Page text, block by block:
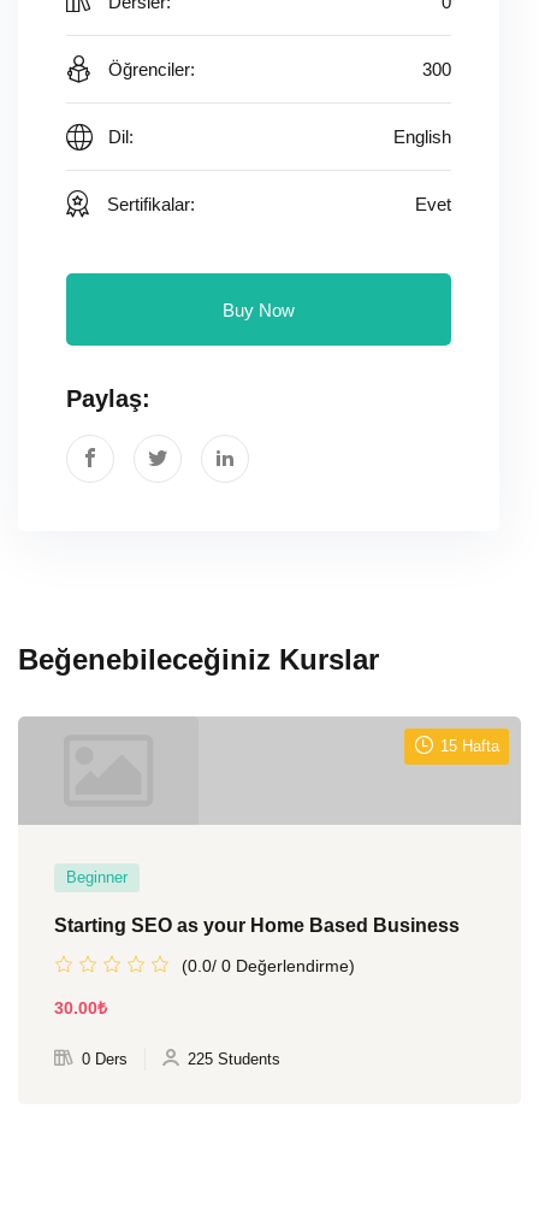
Öğrenciler: 300
Dil: English
Sertifikalar: Evet
Buy Now
Paylaş:
Beğenebileceğiniz Kurslar
15 Hafta
Beginner
Starting SEO as your Home Based Business
(0.0/ 0 Değerlendirme)
30.00₺
0 Ders 225 Students